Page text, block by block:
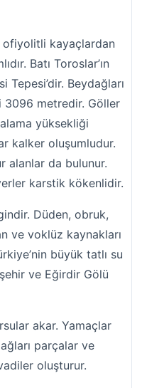
ofiyolitli kayaçlardan
Batı Toroslar’ın
Tepesi’dir. Beydağları
3096 metredir. Göller
yüksekliği
kalker oluşumludur.
alanlar da bulunur.
karstik kökenlidir.
Düden, obruk,
ve voklüz kaynakları
büyük tatlı su
ve Eğirdir Gölü
akar. Yamaçlar
parçalar ve
oluşturur.